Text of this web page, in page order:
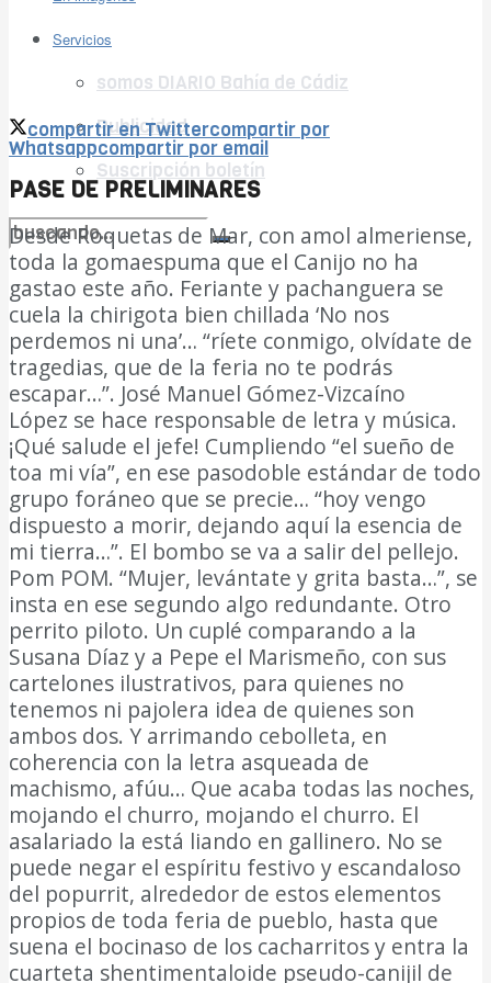
Servicios
somos DIARIO Bahía de Cádiz
Publicidad
Suscripción boletín
no encontramos resultados coincidentes
Ver todos los resultados
compartir en Twittercompartir por
Whatsappcompartir por email
PASE DE PRELIMINARES
Desde Roquetas de Mar, con amol almeriense,
toda la gomaespuma que el Canijo no ha
gastao este año. Feriante y pachanguera se
cuela la chirigota bien chillada ‘No nos
perdemos ni una’… “ríete conmigo, olvídate de
tragedias, que de la feria no te podrás
escapar…”. José Manuel Gómez-Vizcaíno
López se hace responsable de letra y música.
¡Qué salude el jefe! Cumpliendo “el sueño de
toa mi vía”, en ese pasodoble estándar de todo
grupo foráneo que se precie… “hoy vengo
dispuesto a morir, dejando aquí la esencia de
mi tierra…”. El bombo se va a salir del pellejo.
Pom POM. “Mujer, levántate y grita basta…”, se
insta en ese segundo algo redundante. Otro
perrito piloto. Un cuplé comparando a la
Susana Díaz y a Pepe el Marismeño, con sus
cartelones ilustrativos, para quienes no
tenemos ni pajolera idea de quienes son
ambos dos. Y arrimando cebolleta, en
coherencia con la letra asqueada de
machismo, afúu… Que acaba todas las noches,
mojando el churro, mojando el churro. El
asalariado la está liando en gallinero. No se
puede negar el espíritu festivo y escandaloso
del popurrit, alrededor de estos elementos
propios de toda feria de pueblo, hasta que
suena el bocinaso de los cacharritos y entra la
cuarteta shentimentaloide pseudo-canijil de